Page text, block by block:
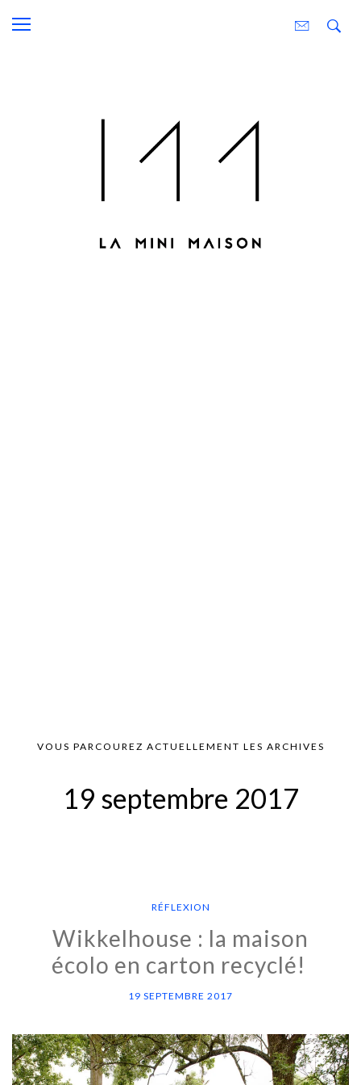
VOUS PARCOUREZ ACTUELLEMENT LES ARCHIVES
19 septembre 2017
RÉFLEXION
Wikkelhouse : la maison
écolo en carton recyclé!
19 SEPTEMBRE 2017